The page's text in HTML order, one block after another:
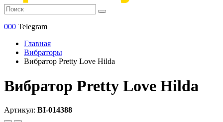
000 Telegram
Главная
Вибраторы
Вибратор Pretty Love Hilda
Вибратор Pretty Love Hilda
Артикул: BI-014388